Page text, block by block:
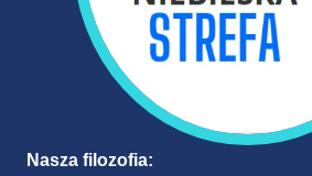
Nasza filozofia: